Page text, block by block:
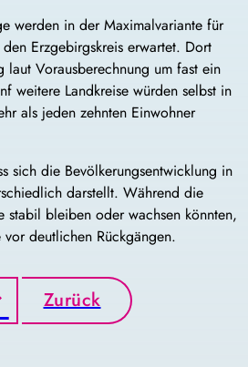
werden in der Maximalvariante für
Erzgebirgskreis erwartet. Dort
laut Vorausberechnung um fast ein
weitere Landkreise würden selbst in
als jeden zehnten Einwohner
sich die Bevölkerungsentwicklung in
darstellt. Während die
stabil bleiben oder wachsen könnten,
vor deutlichen Rückgängen.
Zurück